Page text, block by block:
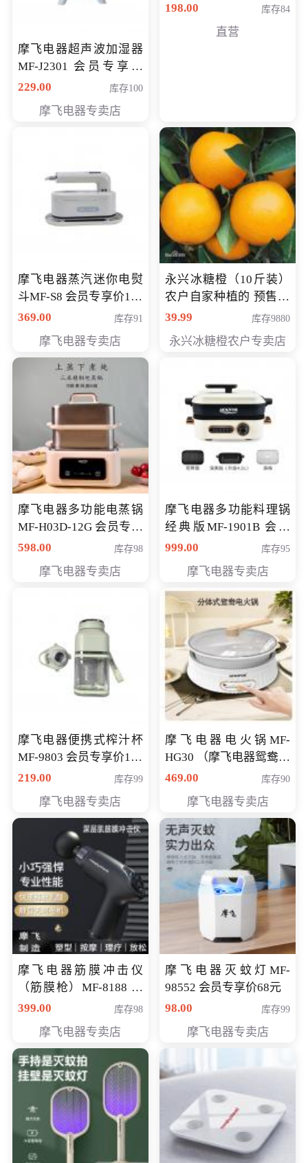
摩飞电器超声波加湿器
MF-J2301 会员专享价
168元
229.00 库存100
摩飞电器专卖店
198.00
库存84
直营
摩飞电器蒸汽迷你电熨
斗MF-S8 会员专享价168
元
369.00 库存91
摩飞电器专卖店
永兴冰糖橙（10斤装）
农户自家种植的 预售10
万斤 会员包邮专享价
39.99 库存9880
永兴冰糖橙农户专卖店
摩飞电器多功能电蒸锅
MF-H03D-12G 会员专享
价398元
598.00 库存98
摩飞电器专卖店
摩飞电器多功能料理锅
经典版MF-1901B 会员
专享价399元
999.00 库存95
摩飞电器专卖店
摩飞电器便携式榨汁杯
MF-9803 会员专享价138
元
219.00 库存99
摩飞电器专卖店
摩飞电器电火锅MF-
HG30 （摩飞电器鸳鸯锅
MF-HG30 ） 会员专享价
469.00 库存90
摩飞电器专卖店
摩飞电器筋膜冲击仪
（筋膜枪）MF-8188 会
员专享价268元
399.00 库存98
摩飞电器专卖店
摩飞电器灭蚊灯MF-
98552 会员专享价68元
98.00
库存99
摩飞电器专卖店